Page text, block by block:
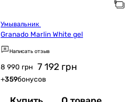
Granado Marlin White gel
Написать отзыв
8 990 грн 7 192 грн
+359бонусов